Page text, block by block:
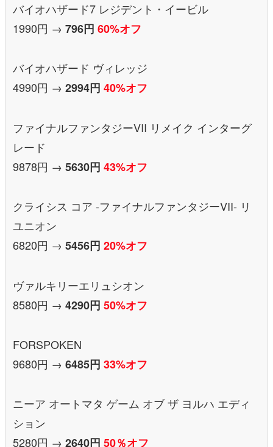
バイオハザード7 レジデント・イービル
1990円 → 796円 60%オフ
バイオハザード ヴィレッジ
4990円 → 2994円 40%オフ
ファイナルファンタジーVII リメイク インターグ
レード
9878円 → 5630円 43%オフ
クライシス コア -ファイナルファンタジーVII- リ
ユニオン
6820円 → 5456円 20%オフ
ヴァルキリーエリュシオン
8580円 → 4290円 50%オフ
FORSPOKEN
9680円 → 6485円 33%オフ
ニーア オートマタ ゲーム オブ ザ ヨルハ エディ
ション
5280円 → 2640円 50％オフ